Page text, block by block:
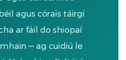
agus córais táirgí
ar fáil do shiopaí
— ag cuidiú le